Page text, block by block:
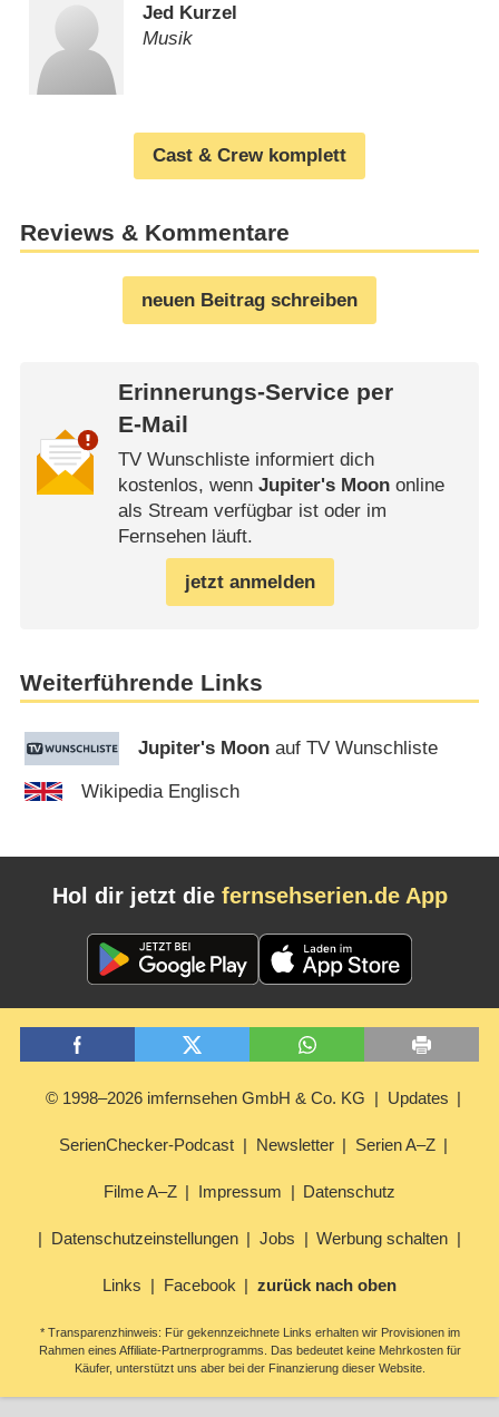
Jed Kurzel
Musik
Cast & Crew komplett
Reviews & Kommentare
neuen Beitrag schreiben
Erinnerungs-Service per
E-Mail
TV Wunschliste informiert dich
kostenlos, wenn Jupiter's Moononline
als Stream verfügbar ist oder im
Fernsehen läuft.
jetzt anmelden
Weiterführende Links
Jupiter's Moon auf TV Wunschliste
Wikipedia Englisch
Hol dir jetzt die fernsehserien.de App
© 1998–2026 imfernsehen GmbH & Co. KG Updates
SerienChecker-Podcast Newsletter Serien A–Z
Filme A–Z Impressum Datenschutz
Datenschutzeinstellungen Jobs Werbung schalten
Links Facebook zurück nach oben
* Transparenzhinweis: Für gekennzeichnete Links erhalten wir Provisionen im
Rahmen eines Affiliate-Partnerprogramms. Das bedeutet keine Mehrkosten für
Käufer, unterstützt uns aber bei der Finanzierung dieser Website.